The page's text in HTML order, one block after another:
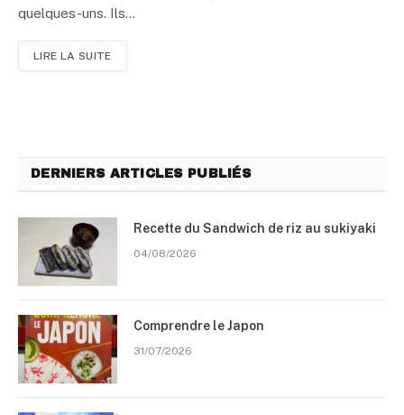
quelques-uns. Ils…
LIRE LA SUITE
DERNIERS ARTICLES PUBLIÉS
Recette du Sandwich de riz au sukiyaki
04/08/2026
Comprendre le Japon
31/07/2026